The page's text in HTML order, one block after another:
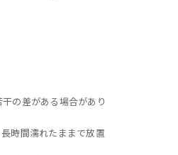
の差がある場合があり
時間濡れたままで放置